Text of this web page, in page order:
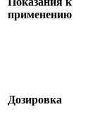
применению
Дозировка